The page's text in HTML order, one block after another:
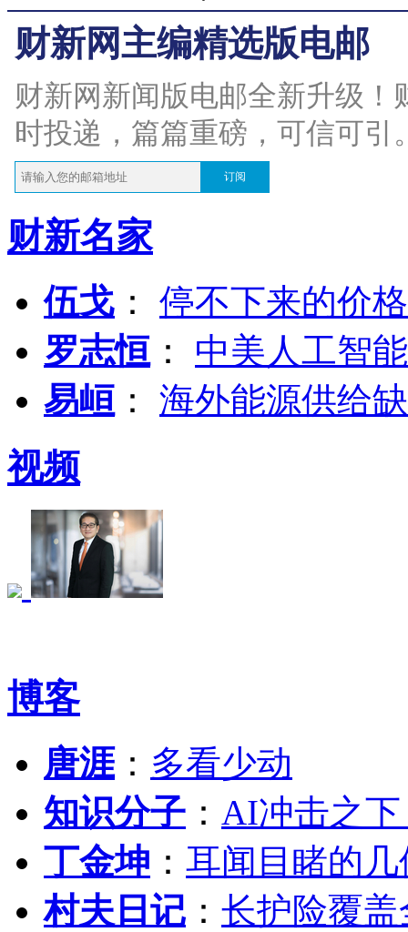
财新网主编精选版电邮
财新网新闻版电邮全新升级
时投递，篇篇重磅，可信可引
订阅
财新名家
伍戈 ： 停不下来的价
罗志恒 ： 中美人工智
易峘 ： 海外能源供给
视频
博客
唐涯： 多看少动
知识分子 ： AI冲击之
丁金坤 ： 耳闻目睹的
村夫日记 ： 长护险覆